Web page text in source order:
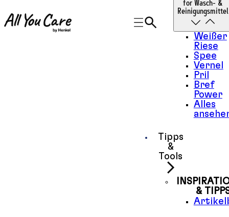
for Wasch- &
Reinigungsmittel
Weißer
Riese
Spee
Vernel
Pril
Bref
Power
Alles
Tipps
&
Tools
&